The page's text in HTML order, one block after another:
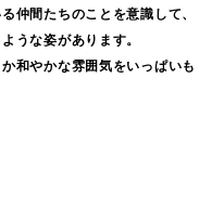
仲間たちのことを意識して、
うな姿があります。
和やかな雰囲気をいっぱいも